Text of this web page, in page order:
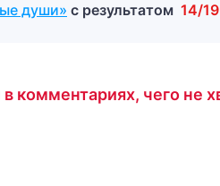
души» с результатом 14/19
комментариях, чего не